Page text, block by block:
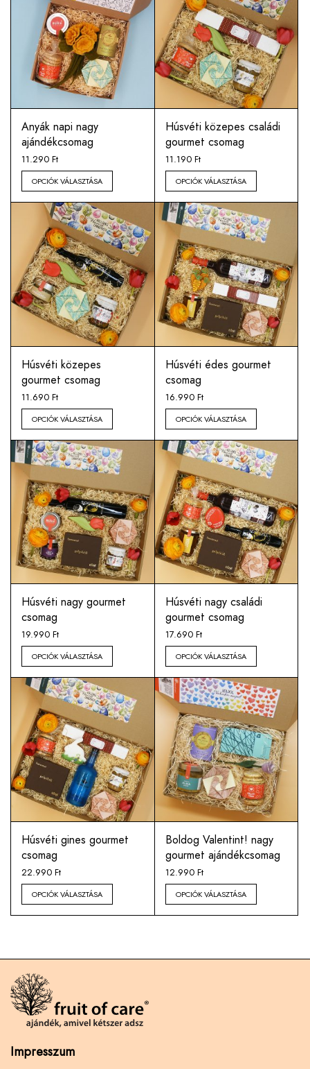
Anyák napi nagy
ajándékcsomag
11.290 Ft
OPCIÓK VÁLASZTÁSA
Húsvéti közepes családi
gourmet csomag
11.190 Ft
OPCIÓK VÁLASZTÁSA
Húsvéti közepes
gourmet csomag
11.690 Ft
OPCIÓK VÁLASZTÁSA
Húsvéti édes gourmet
csomag
16.990 Ft
OPCIÓK VÁLASZTÁSA
Húsvéti nagy gourmet
csomag
19.990 Ft
OPCIÓK VÁLASZTÁSA
Húsvéti nagy családi
gourmet csomag
17.690 Ft
OPCIÓK VÁLASZTÁSA
Húsvéti gines gourmet
csomag
22.990 Ft
OPCIÓK VÁLASZTÁSA
Boldog Valentint! nagy
gourmet ajándékcsomag
12.990 Ft
OPCIÓK VÁLASZTÁSA
Impresszum